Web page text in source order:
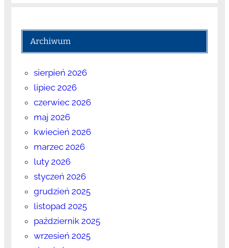
Archiwum
sierpień 2026
lipiec 2026
czerwiec 2026
maj 2026
kwiecień 2026
marzec 2026
luty 2026
styczeń 2026
grudzień 2025
listopad 2025
październik 2025
wrzesień 2025